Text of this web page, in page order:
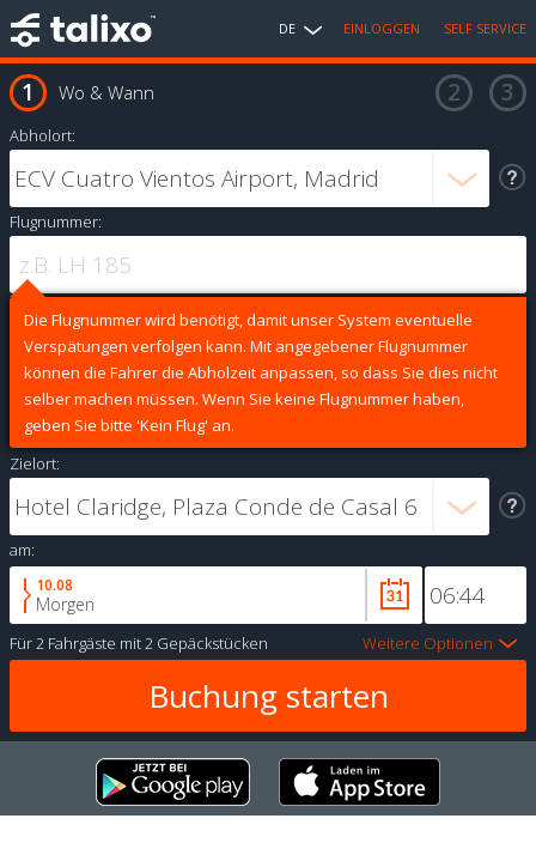
DE EINLOGGEN SELF SERVICE
Wo & Wann
Abholort:
Flugnummer:
Die Flugnummer wird benötigt, damit unser System eventuelle
Verspätungen verfolgen kann. Mit angegebener Flugnummer
können die Fahrer die Abholzeit anpassen, so dass Sie dies nicht
selber machen müssen. Wenn Sie keine Flugnummer haben,
geben Sie bitte 'Kein Flug' an.
Zielort:
am:
10.08
Morgen
Für2 Fahrgäste mit2 Gepäckstücken Weitere Optionen